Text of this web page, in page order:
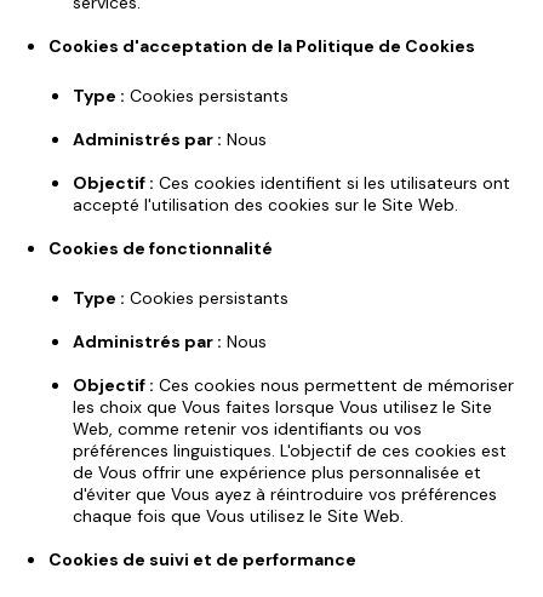
Cookies d'acceptation de la Politique de Cookies
Type : Cookies persistants
Administrés par : Nous
Objectif : Ces cookies identifient si les utilisateurs ont
accepté l'utilisation des cookies sur le Site Web.
Cookies de fonctionnalité
Type : Cookies persistants
Administrés par : Nous
Objectif : Ces cookies nous permettent de mémoriser
les choix que Vous faites lorsque Vous utilisez le Site
Web, comme retenir vos identifiants ou vos
préférences linguistiques. L'objectif de ces cookies est
de Vous offrir une expérience plus personnalisée et
d'éviter que Vous ayez à réintroduire vos préférences
chaque fois que Vous utilisez le Site Web.
Cookies de suivi et de performance